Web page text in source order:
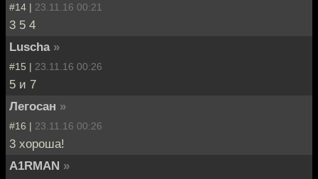
#14 | 23.11.16 00:21
3 5 4
Luscha »
#15 | 23.11.16 00:26
5 и 7
Легосан »
#16 | 23.11.16 00:26
3 хороша!
A1RMAN »